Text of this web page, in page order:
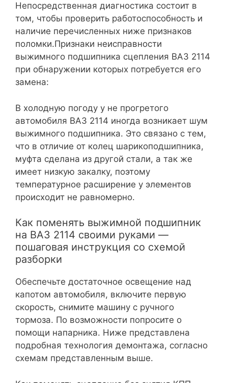
Непосредственная диагностика состоит в
том, чтобы проверить работоспособность и
наличие перечисленных ниже признаков
поломки.Признаки неисправности
выжимного подшипника сцепления ВАЗ 2114
при обнаружении которых потребуется его
замена:
В холодную погоду у не прогретого
автомобиля ВАЗ 2114 иногда возникает шум
выжимного подшипника. Это связано с тем,
что в отличие от колец шарикоподшипника,
муфта сделана из другой стали, а так же
имеет низкую закалку, поэтому
температурное расширение у элементов
происходит не равномерно.
Как поменять выжимной подшипник
на ВАЗ 2114 своими руками —
пошаговая инструкция со схемой
разборки
Обеспечьте достаточное освещение над
капотом автомобиля, включите первую
скорость, снимите машину с ручного
тормоза. По возможности попросите о
помощи напарника. Ниже представлена
подробная технология демонтажа, согласно
схемам представленным выше.